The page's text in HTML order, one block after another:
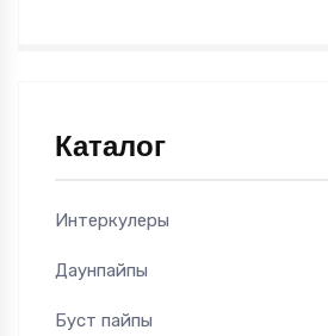
Каталог
Интеркулеры
Даунпайпы
Буст пайпы